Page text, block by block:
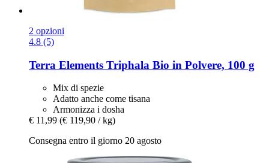
2 opzioni
4.8 (5)
Terra Elements Triphala Bio in Polvere, 100 g
Mix di spezie
Adatto anche come tisana
Armonizza i dosha
€ 11,99 (€ 119,90 / kg)
Consegna entro il giorno 20 agosto